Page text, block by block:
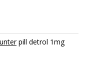
pill detrol 1mg